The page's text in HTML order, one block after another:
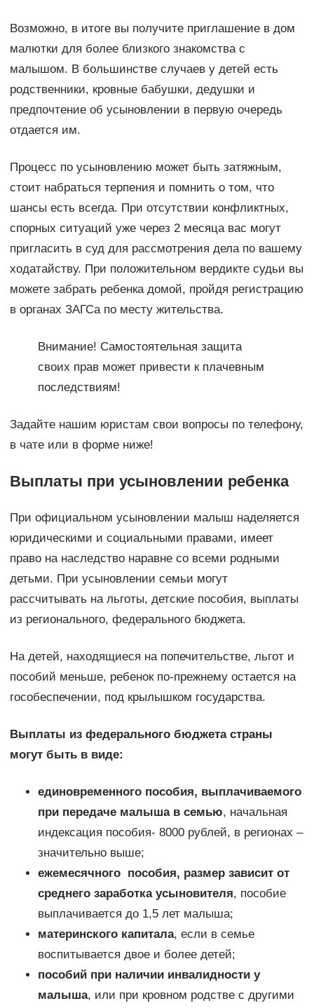
Возможно, в итоге вы получите приглашение в дом
малютки для более близкого знакомства с
малышом. В большинстве случаев у детей есть
родственники, кровные бабушки, дедушки и
предпочтение об усыновлении в первую очередь
отдается им.
Процесс по усыновлению может быть затяжным,
стоит набраться терпения и помнить о том, что
шансы есть всегда. При отсутствии конфликтных,
спорных ситуаций уже через 2 месяца вас могут
пригласить в суд для рассмотрения дела по вашему
ходатайству. При положительном вердикте судьи вы
можете забрать ребенка домой, пройдя регистрацию
в органах ЗАГСа по месту жительства.
Внимание! Самостоятельная защита
своих прав может привести к плачевным
последствиям!
Задайте нашим юристам свои вопросы по телефону,
в чате или в форме ниже!
Выплаты при усыновлении ребенка
При официальном усыновлении малыш наделяется
юридическими и социальными правами, имеет
право на наследство наравне со всеми родными
детьми. При усыновлении семьи могут
рассчитывать на льготы, детские пособия, выплаты
из регионального, федерального бюджета.
На детей, находящиеся на попечительстве, льгот и
пособий меньше, ребенок по-прежнему остается на
гособеспечении, под крылышком государства.
Выплаты из федерального бюджета страны
могут быть в виде:
единовременного пособия, выплачиваемого
при передаче малыша в семью, начальная
индексация пособия- 8000 рублей, в регионах –
значительно выше;
ежемесячного пособия, размер зависит от
среднего заработка усыновителя, пособие
выплачивается до 1,5 лет малыша;
материнского капитала, если в семье
воспитывается двое и более детей;
пособий при наличии инвалидности у
малыша, или при кровном родстве с другими